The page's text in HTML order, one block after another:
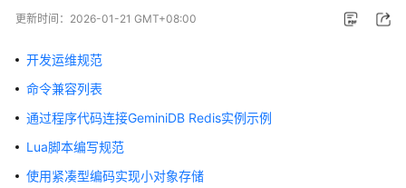
新
态
服
务
告
更新时间： 2026-01-21 GMT+08:00
开发运维规范
命令兼容列表
通过程序代码连接GeminiDB Redis实例示例
Lua脚本编写规范
使用紧凑型编码实现小对象存储